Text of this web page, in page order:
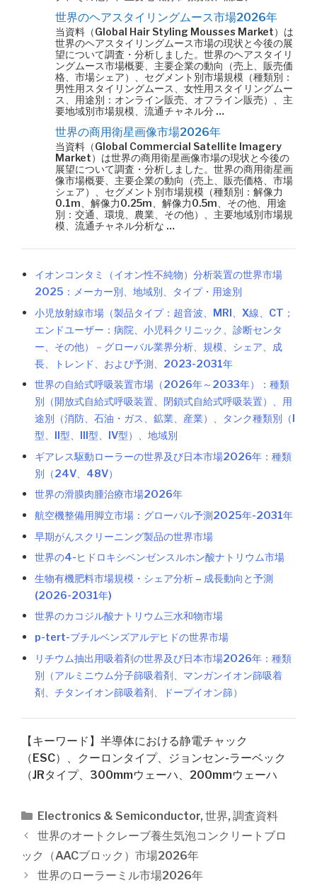
世界のヘアスタイリングムース市場2026年
当資料（Global Hair Styling Mousses Market）は
世界のヘアスタイリングムース市場の現状と今後の展
望について調査・分析しました。世界のヘアスタイリ
ングムース市場概要、主要企業の動向（売上、販売価
格、市場シェア）、セグメント別市場規模（種類別：
男性用スタイリングムース、女性用スタイリングムー
ス、用途別：オンライン販売、オフライン販売）、主
要地域別市場規模、流通チャネル分 …
世界の商用衛星画像市場2026年
当資料（Global Commercial Satellite Imagery
Market）は世界の商用衛星画像市場の現状と今後の
展望について調査・分析しました。世界の商用衛星画
像市場概要、主要企業の動向（売上、販売価格、市場
シェア）、セグメント別市場規模（種類別：解像力
0.1m、解像力0.25m、解像力0.5m、その他、用途
別：交通、環境、農業、その他）、主要地域別市場規
模、流通チャネル分析な …
イオンコンタミ（イオン性不純物）分析装置の世界市場
2025：メーカー別、地域別、タイプ・用途別
小児放射線市場（製品タイプ：超音波、MRI、X線、CT；
エンドユーザー：病院、小児科クリニック、診断センタ
ー、その他）－グローバル業界分析、規模、シェア、成
長、トレンド、および予測、2023-2031年
世界の自給式呼吸装置市場（2026年～2033年）：種類
別（開放式自給式呼吸装置、閉鎖式自給式呼吸装置）、用
途別（消防、石油・ガス、鉱業、産業）、タンク種類別（I
型、II型、III型、IV型）、地域別
ギアレス駆動ローラーの世界及び日本市場2026年：種類
別（24V、48V）
世界の滑膜肉腫治療市場2026年
航空機整備用脚立市場：グローバル予測2025年-2031年
早期がんスクリーニング製品の世界市場
世界の4-ヒドロキシベンゼンスルホン酸ナトリウム市場
生物有機肥料市場規模・シェア分析 – 成長動向と予測
(2026-2031年)
世界のカコジル酸ナトリウム三水和物市場
p-tert-ブチルベンズアルデヒドの世界市場
リチウム抽出用吸着剤の世界及び日本市場2026年：種類
別（アルミニウム分子篩吸着剤、マンガンイオン篩吸着
剤、チタンイオン篩吸着剤、ドープイオン篩）
【キーワード】半導体における静電チャック
（ESC）、クーロンタイプ、ジョンセン-ラーベック
（JRタイプ、300mmウェーハ、200mmウェーハ
カ
テ
ゴ
ー
Electronics & Semiconductor, 世界, 調査資料
投
稿
世界のオートクレーブ養生気泡コンクリートブロ
ック（AACブロック）市場2026年
世界のローラーミル市場2026年